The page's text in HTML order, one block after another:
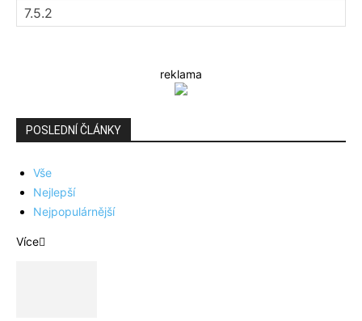
reklama
POSLEDNÍ ČLÁNKY
Vše
Nejlepší
Nejpopulárnější
Více